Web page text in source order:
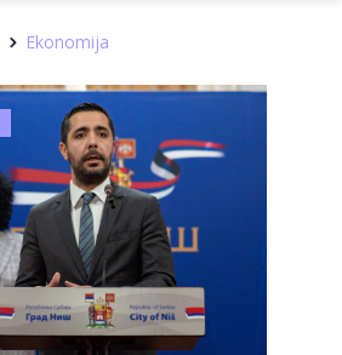
Ekonomija